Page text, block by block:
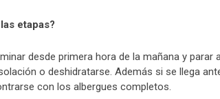
etapas?
desde primera hora de la mañana y parar
o deshidratarse. Además si se llega
con los albergues completos.